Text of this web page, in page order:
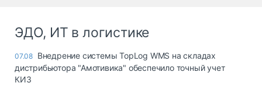
ЭДО, ИТ в логистике
07.08 Внедрение системы TopLog WMS на складах
дистрибьютора "Амотивика" обеспечило точный учет
КИЗ